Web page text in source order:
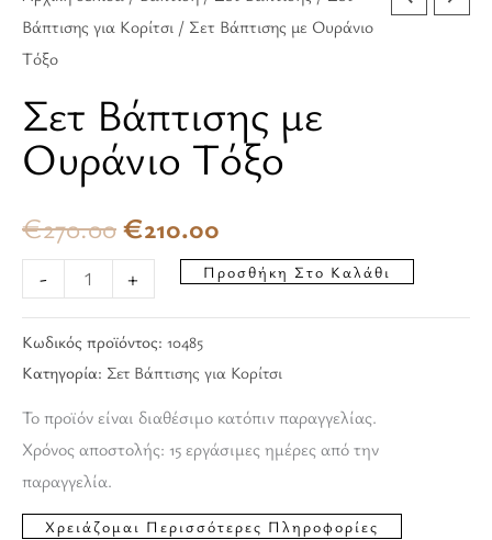
Βάπτισης για Κορίτσι / Σετ Βάπτισης με Ουράνιο
Τόξο
Σετ Βάπτισης με
Ουράνιο Τόξο
€270.00€210.00
- + Προσθήκη Στο Καλάθι
Κωδικός προϊόντος: 10485
Κατηγορία: Σετ Βάπτισης για Κορίτσι
Το προϊόν είναι διαθέσιμο κατόπιν παραγγελίας.
Χρόνος αποστολής: 15 εργάσιμες ημέρες από την
παραγγελία.